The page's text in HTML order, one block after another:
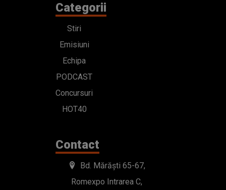
Categorii
Stiri
Emisiuni
Echipa
PODCAST
Concursuri
HOT40
Contact
Bd. Mărăști 65-67,
Romexpo Intrarea C,